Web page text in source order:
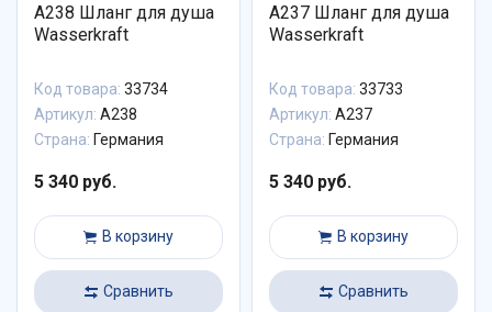
A238 Шланг для душа
Wasserkraft
Код товара: 33734
Артикул: A238
Страна: Германия
5 340 руб.
В корзину
Сравнить
A237 Шланг для душа
Wasserkraft
Код товара: 33733
Артикул: A237
Страна: Германия
5 340 руб.
В корзину
Сравнить